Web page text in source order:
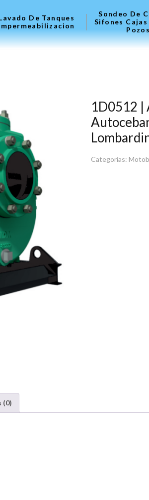
De Tanques
Sondeo De
Sifones Cajas
Pozos
1D0512 |
Categorías:
(0)